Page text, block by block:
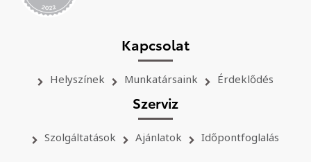
Kapcsolat
Helyszínek Munkatársaink Érdeklődés
Szerviz
Szolgáltatások Ajánlatok Időpontfoglalás